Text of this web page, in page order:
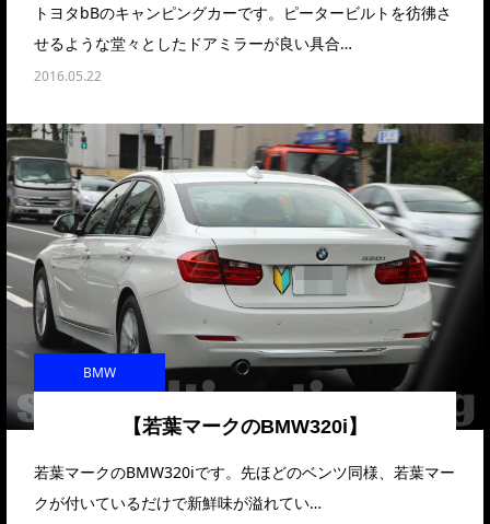
トヨタbBのキャンピングカーです。ピータービルトを彷彿さ
せるような堂々としたドアミラーが良い具合…
2016.05.22
BMW
【若葉マークのBMW320i】
若葉マークのBMW320iです。先ほどのベンツ同様、若葉マー
クが付いているだけで新鮮味が溢れてい…